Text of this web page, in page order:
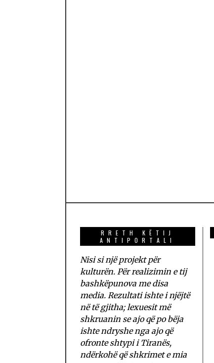
RRETH KËTIJ
ANTIPORTALI
Nisi si një projekt për
kulturën. Për realizimin e tij
bashkëpunova me disa
media. Rezultati ishte i njëjtë
në të gjitha; lexuesit më
shkruanin se ajo që po bëja
ishte ndryshe nga ajo që
ofronte shtypi i Tiranës,
ndërkohë që shkrimet e mia